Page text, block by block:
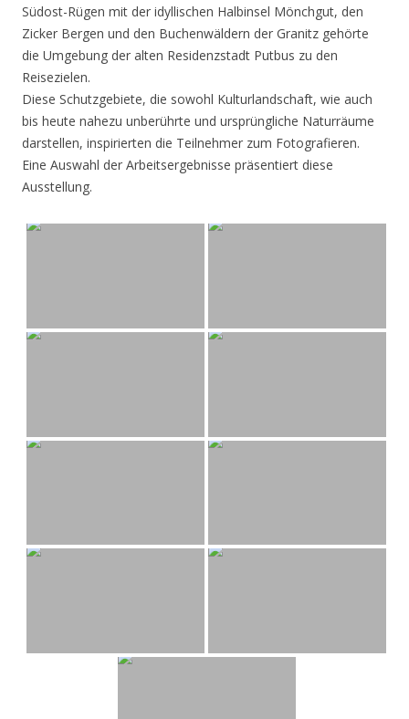
Südost-Rügen mit der idyllischen Halbinsel Mönchgut, den
Zicker Bergen und den Buchenwäldern der Granitz gehörte
die Umgebung der alten Residenzstadt Putbus zu den
Reisezielen.
Diese Schutzgebiete, die sowohl Kulturlandschaft, wie auch
bis heute nahezu unberührte und ursprüngliche Naturräume
darstellen, inspirierten die Teilnehmer zum Fotografieren.
Eine Auswahl der Arbeitsergebnisse präsentiert diese
Ausstellung.